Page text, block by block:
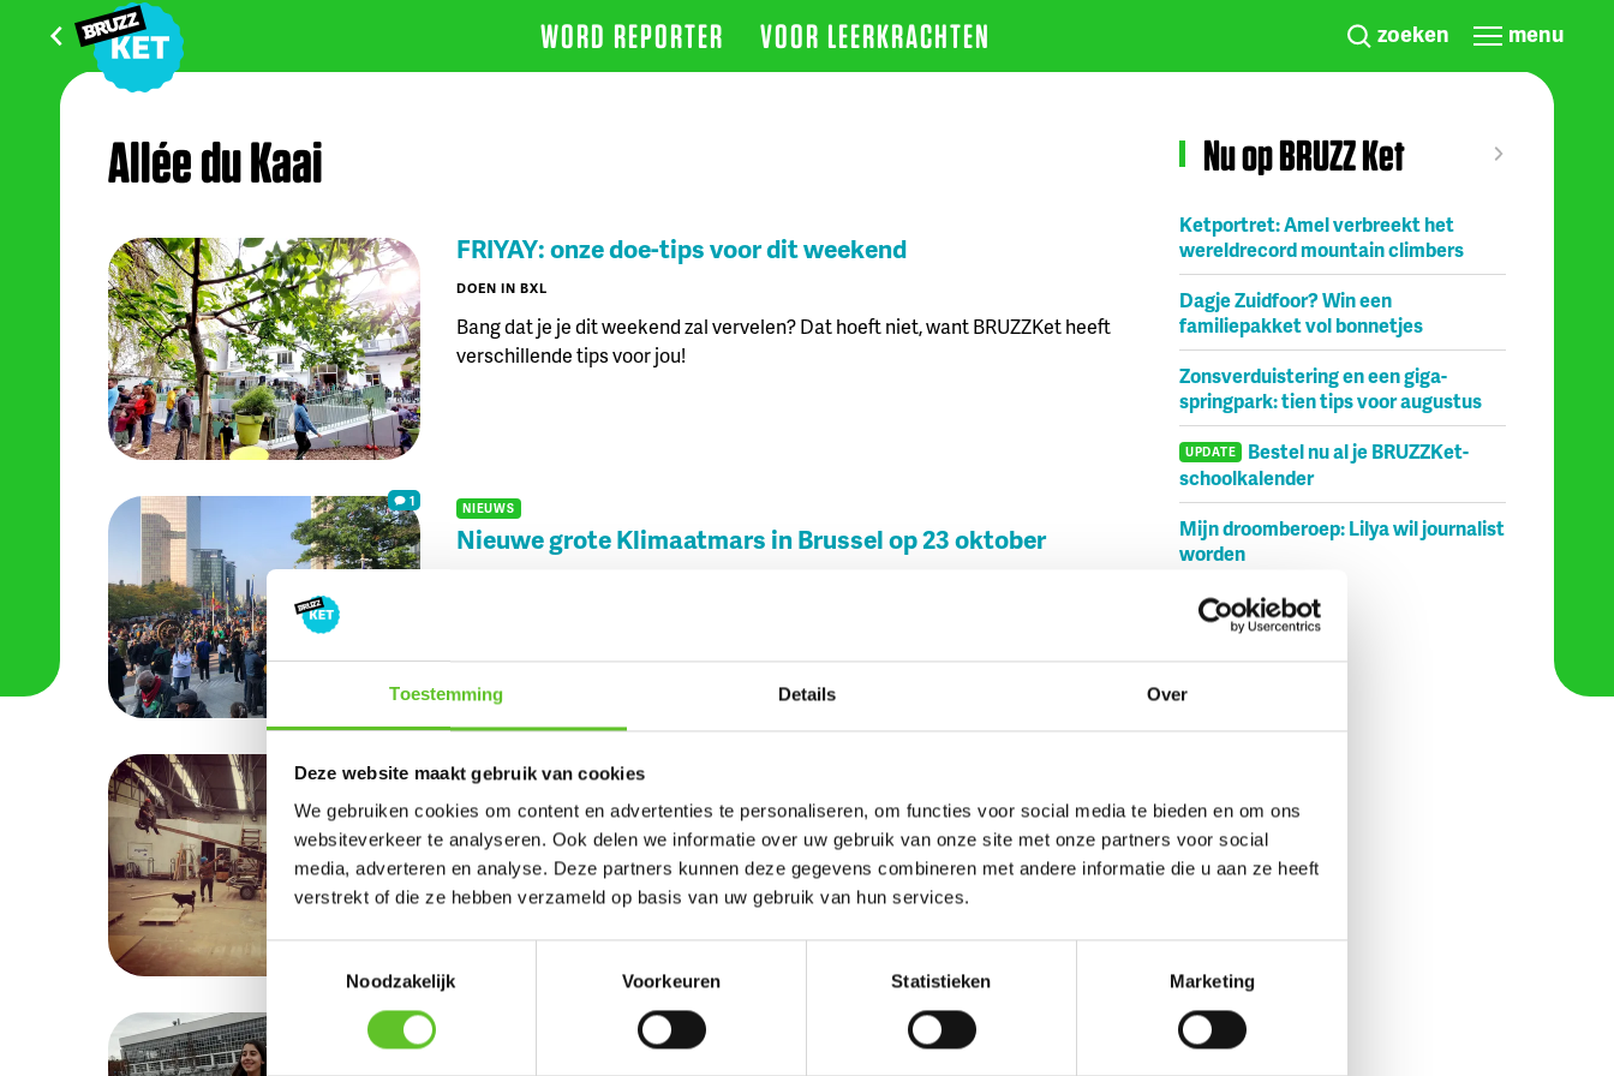
Toestemming Details Over
Deze website maakt gebruik van cookies
We gebruiken cookies om content en advertenties te personaliseren, om functies voor social media te bieden en om ons
websiteverkeer te analyseren. Ook delen we informatie over uw gebruik van onze site met onze partners voor social
media, adverteren en analyse. Deze partners kunnen deze gegevens combineren met andere informatie die u aan ze heeft
verstrekt of die ze hebben verzameld op basis van uw gebruik van hun services.
Toestemmingsselectie
Noodzakelijk
Voorkeuren Statistieken Marketing
WORD REPORTER VOOR LEERKRACHTEN zoeken menu
Allée du Kaai
FRIYAY: onze doe-tips voor dit weekend
DOEN IN BXL
Bang dat je je dit weekend zal vervelen? Dat hoeft niet, want BRUZZKet heeft
verschillende tips voor jou!
1 NIEUWS
Nieuwe grote Klimaatmars in Brussel op 23 oktober
De grootste wip van Europa staat in Brussel
DOEN IN BXL
Vanaf vrijdag kan je in Allée du Kaai terecht om een wip van maar liefst 12 meter
lang uit te testen. Durf jij?
1 De lievelingsplek van Hanien: het kanaal
Nu op BRUZZ Ket
Ketportret: Amel verbreekt het
wereldrecord mountain climbers
Dagje Zuidfoor? Win een
familiepakket vol bonnetjes
Zonsverduistering en een giga-
springpark: tien tips voor augustus
UPDATE
Bestel nu al je BRUZZKet-
schoolkalender
Mijn droomberoep: Lilya wil journalist
worden